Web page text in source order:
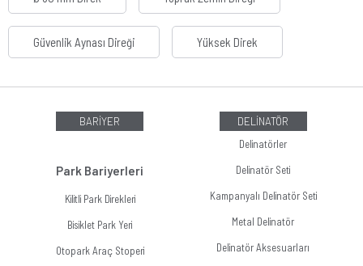
Güvenlik Aynası Direği Yüksek Direk
BARİYER
Park Bariyerleri
Kilitli Park Direkleri
Bisiklet Park Yeri
Otopark Araç Stoperi
DELİNATÖR
Delinatörler
Delinatör Seti
Kampanyalı Delinatör Seti
Metal Delinatör
Delinatör Aksesuarları